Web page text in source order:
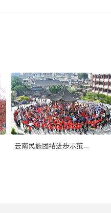
云南民族团结进步示范...